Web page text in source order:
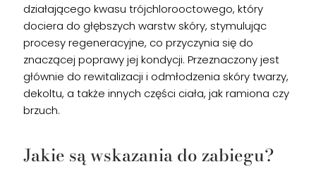
działającego kwasu trójchlorooctowego, który
dociera do głębszych warstw skóry, stymulując
procesy regeneracyjne, co przyczynia się do
znaczącej poprawy jej kondycji. Przeznaczony jest
głównie do rewitalizacji i odmłodzenia skóry twarzy,
dekoltu, a także innych części ciała, jak ramiona czy
brzuch.
Jakie są wskazania do zabiegu?